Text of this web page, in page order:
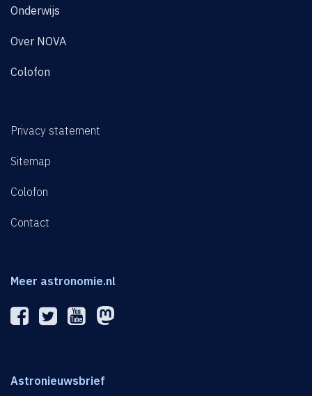
Onderwijs
Over NOVA
Colofon
Privacy statement
Sitemap
Colofon
Contact
Meer astronomie.nl
Astronieuwsbrief